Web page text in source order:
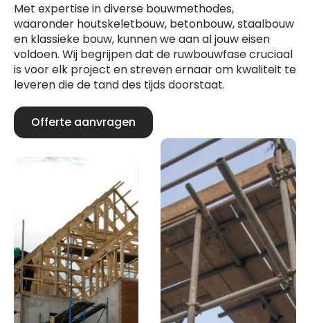
Met expertise in diverse bouwmethodes,
waaronder houtskeletbouw, betonbouw, staalbouw
en klassieke bouw, kunnen we aan al jouw eisen
voldoen. Wij begrijpen dat de ruwbouwfase cruciaal
is voor elk project en streven ernaar om kwaliteit te
leveren die de tand des tijds doorstaat.
Offerte aanvragen